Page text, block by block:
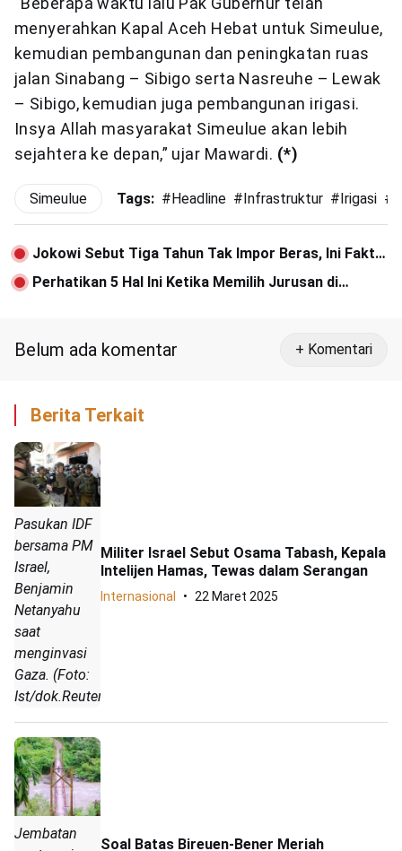
menyerahkan Kapal Aceh Hebat untuk Simeulue,
kemudian pembangunan dan peningkatan ruas
jalan Sinabang – Sibigo serta Nasreuhe – Lewak
– Sibigo, kemudian juga pembangunan irigasi.
Insya Allah masyarakat Simeulue akan lebih
sejahtera ke depan,” ujar Mawardi. (*)
Simeulue Tags: # Headline # Infrastruktur # Irigasi #
Jokowi Sebut Tiga Tahun Tak Impor Beras, Ini Fakta
BPS
Perhatikan 5 Hal Ini Ketika Memilih Jurusan di
Belum ada komentar + Komentari
Berita Terkait
Pasukan IDF
bersama PM
Israel,
Benjamin
Netanyahu
saat
menginvasi
Gaza. (Foto:
Ist/dok.Reuters)
Militer Israel Sebut Osama Tabash, Kepala
Intelijen Hamas, Tewas dalam Serangan
Internasional 22 Maret 2025
Jembatan
Soal Batas Bireuen-Bener Meriah